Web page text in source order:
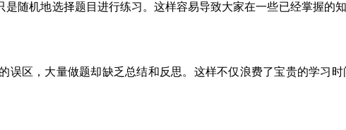
随机地选择题目进行练习。这样容易导致大家在一些已经掌握的
误区，大量做题却缺乏总结和反思。这样不仅浪费了宝贵的学习